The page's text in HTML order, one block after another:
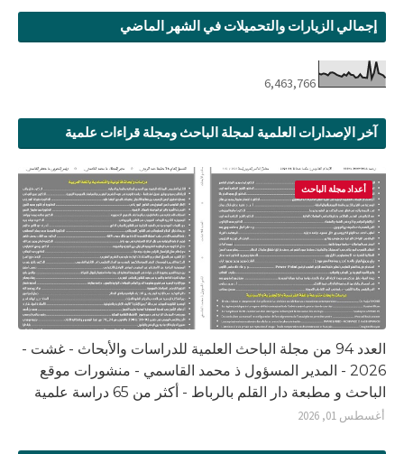
إجمالي الزيارات والتحميلات في الشهر الماضي
6,463,766
آخر الإصدارات العلمية لمجلة الباحث ومجلة قراءات علمية
أعداد مجلة الباحث
العدد 94 من مجلة الباحث العلمية للدراسات والأبحاث - غشت -
2026 - المدير المسؤول ذ محمد القاسمي - منشورات موقع
الباحث و مطبعة دار القلم بالرباط - أكثر من 65 دراسة علمية
أغسطس 01, 2026